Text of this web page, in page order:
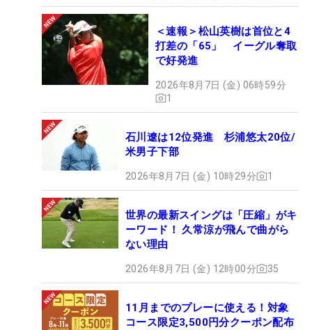
＜速報＞松山英樹は首位と4
打差の「65」 イーグル奪取
で好発進
2026年8月7日 (金) 06時59分
1
石川遼は12位発進 杉浦悠太20位/
米男子下部
2026年8月7日 (金) 10時29分 1
世界の最新スイングは「圧縮」がキ
ーワード！ 久常涼が飛んで曲がら
ない理由
2026年8月7日 (金) 12時00分 35
11月までのプレーに使える！対象
コース限定3,500円分クーポン配布